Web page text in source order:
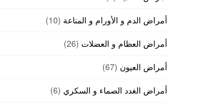
أمراض الدم و الأورام و المناعة (10)
أمراض العظام و العضلات (26)
أمراض العيون (67)
أمراض الغدد الصماء و السكري (6)